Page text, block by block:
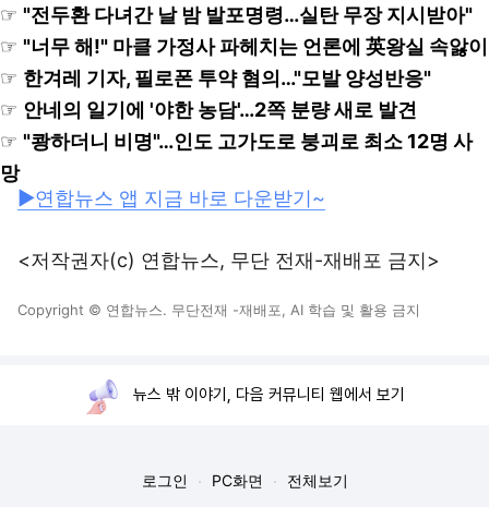
☞ "전두환 다녀간 날 밤 발포명령…실탄 무장 지시받아"
☞ "너무 해!" 마클 가정사 파헤치는 언론에 英왕실 속앓이
☞ 한겨레 기자, 필로폰 투약 혐의…"모발 양성반응"
☞ 안네의 일기에 '야한 농담'…2쪽 분량 새로 발견
☞ "쾅하더니 비명"…인도 고가도로 붕괴로 최소 12명 사
망
▶연합뉴스 앱 지금 바로 다운받기~
<저작권자(c) 연합뉴스, 무단 전재-재배포 금지>
Copyright © 연합뉴스. 무단전재 -재배포, AI 학습 및 활용 금지
뉴스 밖 이야기, 다음 커뮤니티 웹에서 보기
로그인 PC화면 전체보기